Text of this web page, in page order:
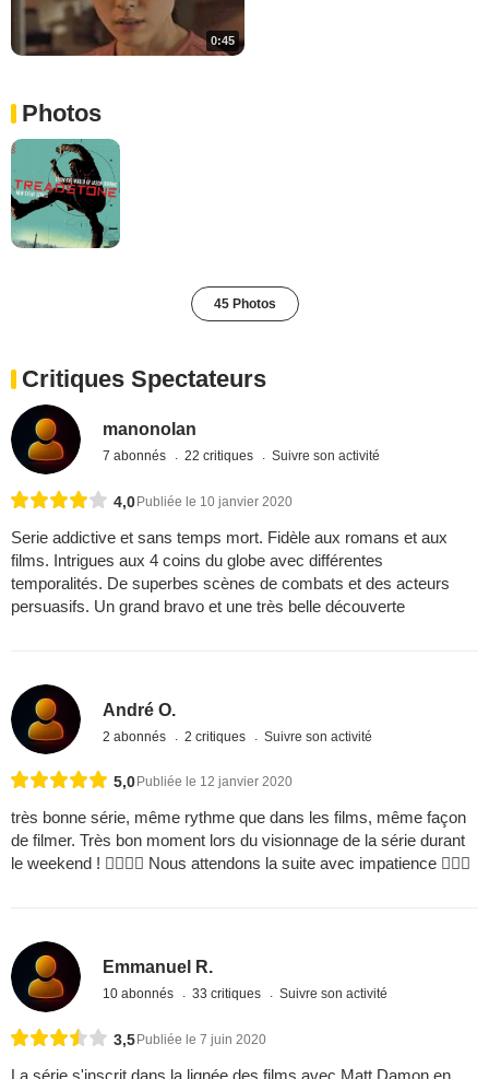
0:45
Photos
45 Photos
Critiques Spectateurs
manonolan
7 abonnés 22 critiques Suivre son activité
4,0 Publiée le 10 janvier 2020
Serie addictive et sans temps mort. Fidèle aux romans et aux
films. Intrigues aux 4 coins du globe avec différentes
temporalités. De superbes scènes de combats et des acteurs
persuasifs. Un grand bravo et une très belle découverte
André O.
2 abonnés 2 critiques Suivre son activité
5,0 Publiée le 12 janvier 2020
très bonne série, même rythme que dans les films, même façon
de filmer. Très bon moment lors du visionnage de la série durant
le weekend !  Nous attendons la suite avec impatience 
Emmanuel R.
10 abonnés 33 critiques Suivre son activité
3,5Publiée le 7 juin 2020
La série s'inscrit dans la lignée des films avec Matt Damon en